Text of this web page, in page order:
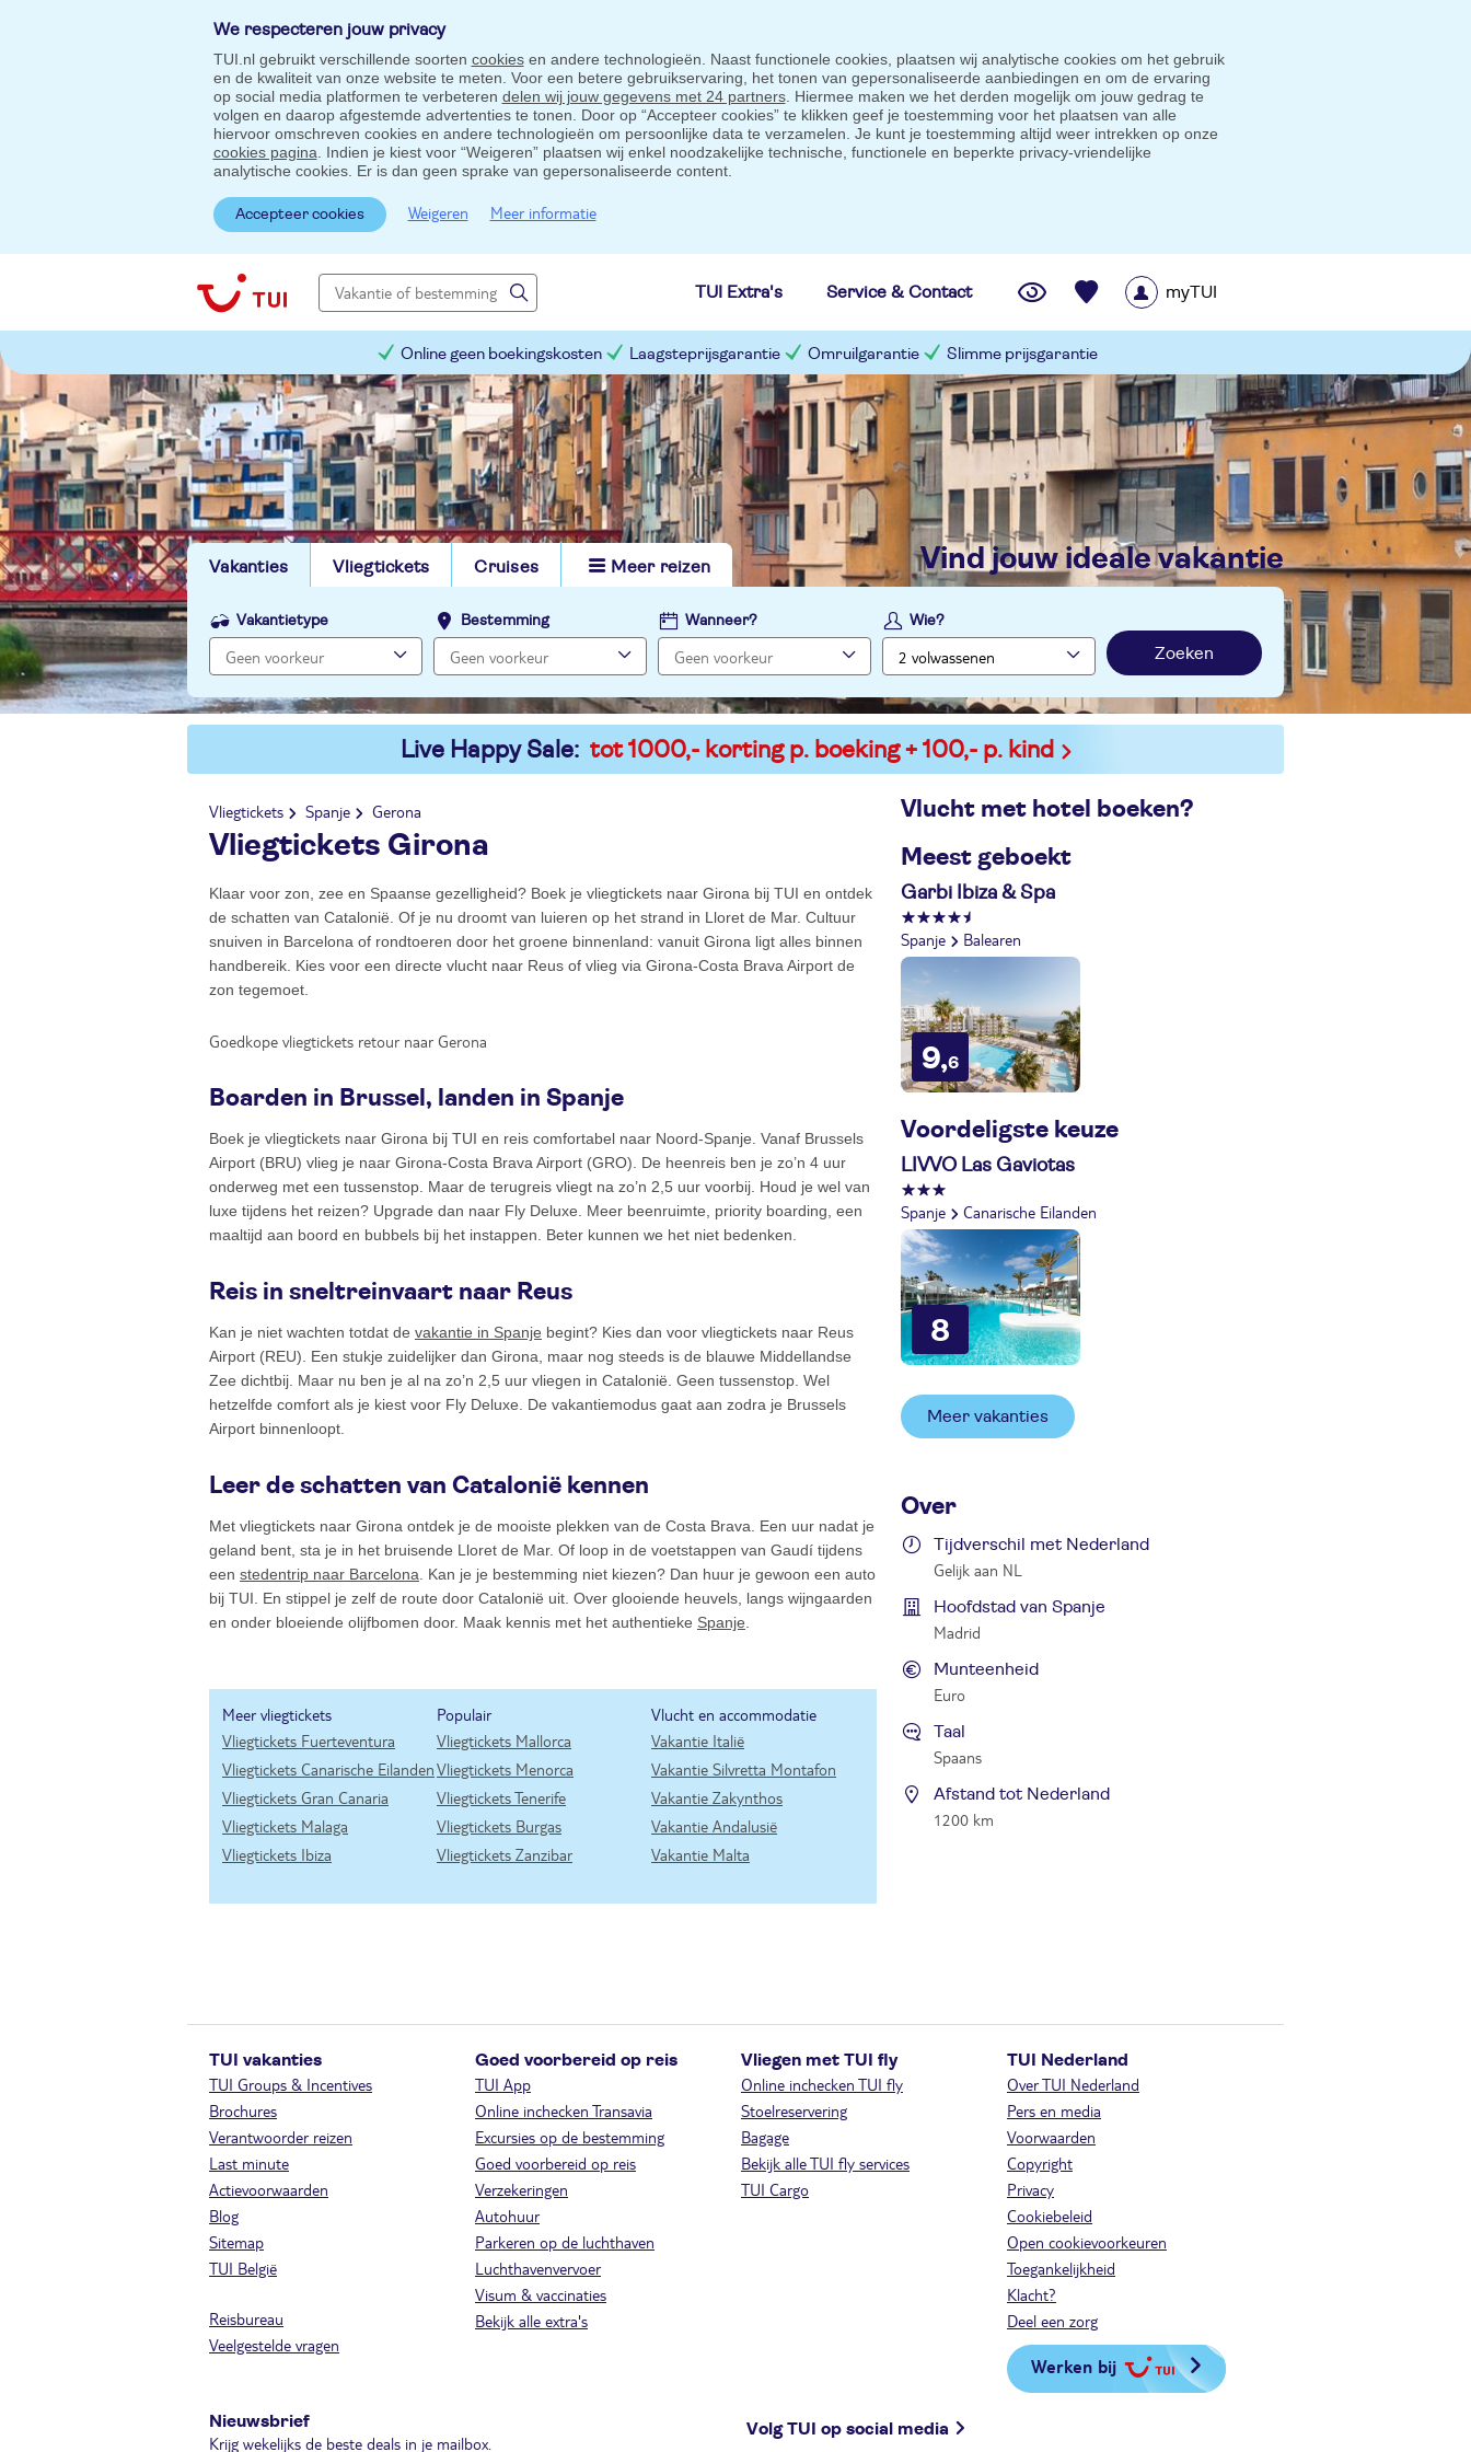
We respecteren jouw privacy
TUI.nl gebruikt verschillende soorten cookiesen andere technologieën. Naast functionele cookies, plaatsen wij analytische cookies om het gebruik
en de kwaliteit van onze website te meten. Voor een betere gebruikservaring, het tonen van gepersonaliseerde aanbiedingen en om de ervaring
op social media platformen te verbeteren delen wij jouw gegevens met 24 partners. Hiermee maken we het derden mogelijk om jouw gedrag te
volgen en daarop afgestemde advertenties te tonen. Door op “Accepteer cookies” te klikken geef je toestemming voor het plaatsen van alle
hiervoor omschreven cookies en andere technologieën om persoonlijke data te verzamelen. Je kunt je toestemming altijd weer intrekken op onze
cookies pagina . Indien je kiest voor “Weigeren” plaatsen wij enkel noodzakelijke technische, functionele en beperkte privacy-vriendelijke
analytische cookies. Er is dan geen sprake van gepersonaliseerde content.
Accepteer cookies Weigeren Meer informatie
TUI Extra's Service & Contact myTUI
Online geen boekingskosten Laagsteprijsgarantie Omruilgarantie Slimme prijsgarantie
Vakanties Vliegtickets Cruises Meer reizen vind jouw ideale vakantie
Vakantietype Bestemming Wanneer? Wie?
Zoeken
Live Happy Sale: tot 1000,- korting p. boeking + 100,- p. kind
Vliegtickets Spanje Gerona
Vliegtickets Girona
Klaar voor zon, zee en Spaanse gezelligheid? Boek je vliegtickets naar Girona bij TUI en ontdek
de schatten van Catalonië. Of je nu droomt van luieren op het strand in Lloret de Mar. Cultuur
snuiven in Barcelona of rondtoeren door het groene binnenland: vanuit Girona ligt alles binnen
handbereik. Kies voor een directe vlucht naar Reus of vlieg via Girona-Costa Brava Airport de
zon tegemoet.
Goedkope vliegtickets retour naar Gerona
Boarden in Brussel, landen in Spanje
Boek je vliegtickets naar Girona bij TUI en reis comfortabel naar Noord-Spanje. Vanaf Brussels
Airport (BRU) vlieg je naar Girona-Costa Brava Airport (GRO). De heenreis ben je zo’n 4 uur
onderweg met een tussenstop. Maar de terugreis vliegt na zo’n 2,5 uur voorbij. Houd je wel van
luxe tijdens het reizen? Upgrade dan naar Fly Deluxe. Meer beenruimte, priority boarding, een
maaltijd aan boord en bubbels bij het instappen. Beter kunnen we het niet bedenken.
Reis in sneltreinvaart naar Reus
Kan je niet wachten totdat de vakantie in Spanje begint? Kies dan voor vliegtickets naar Reus
Airport (REU). Een stukje zuidelijker dan Girona, maar nog steeds is de blauwe Middellandse
Zee dichtbij. Maar nu ben je al na zo’n 2,5 uur vliegen in Catalonië. Geen tussenstop. Wel
hetzelfde comfort als je kiest voor Fly Deluxe. De vakantiemodus gaat aan zodra je Brussels
Airport binnenloopt.
Leer de schatten van Catalonië kennen
Met vliegtickets naar Girona ontdek je de mooiste plekken van de Costa Brava. Een uur nadat je
geland bent, sta je in het bruisende Lloret de Mar. Of loop in de voetstappen van Gaudí tijdens
een stedentrip naar Barcelona . Kan je je bestemming niet kiezen? Dan huur je gewoon een auto
bij TUI. En stippel je zelf de route door Catalonië uit. Over glooiende heuvels, langs wijngaarden
en onder bloeiende olijfbomen door. Maak kennis met het authentieke Spanje
Meer vliegtickets
Vliegtickets Fuerteventura
Vliegtickets Canarische Eilanden
Vliegtickets Gran Canaria
Vliegtickets Malaga
Vliegtickets Ibiza
Populair
Vliegtickets Mallorca
Vliegtickets Menorca
Vliegtickets Tenerife
Vliegtickets Burgas
Vliegtickets Zanzibar
Vlucht en accommodatie
Vakantie Italië
Vakantie Silvretta Montafon
Vakantie Zakynthos
Vakantie Andalusië
Vakantie Malta
Vlucht met hotel boeken?
Meest geboekt
Garbi Ibiza & Spa
Spanje Balearen
9,6
Voordeligste keuze
LIVVO Las Gaviotas
Spanje Canarische Eilanden
8
Meer vakanties
Over
Tijdverschil met Nederland
Gelijk aan NL
Hoofdstad van Spanje
Madrid
Munteenheid
Euro
Taal
Spaans
Afstand tot Nederland
1200 km
TUI vakanties
TUI Groups & Incentives
Brochures
Verantwoorder reizen
Last minute
Actievoorwaarden
Blog
Sitemap
TUI België
Reisbureau
Veelgestelde vragen
Goed voorbereid op reis
TUI App
Online inchecken Transavia
Excursies op de bestemming
Goed voorbereid op reis
Verzekeringen
Autohuur
Parkeren op de luchthaven
Luchthavenvervoer
Visum & vaccinaties
Bekijk alle extra's
Vliegen met TUI fly
Online inchecken TUI fly
Stoelreservering
Bagage
Bekijk alle TUI fly services
TUI Cargo
TUI Nederland
Over TUI Nederland
Pers en media
Voorwaarden
Copyright
Privacy
Cookiebeleid
Open cookievoorkeuren
Toegankelijkheid
Klacht?
Deel een zorg
Werken bij
Nieuwsbrief
Krijg wekelijks de beste deals in je mailbox.
Volg TUI op social media